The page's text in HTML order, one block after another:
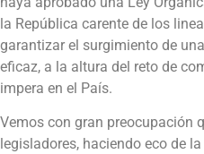
la República carente de los
garantizar el surgimiento de
eficaz, a la altura del reto de
impera en el País.
Vemos con gran preocupación
legisladores, haciendo eco de